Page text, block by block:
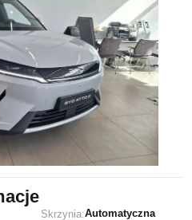
Skrzynia:Automatyczna